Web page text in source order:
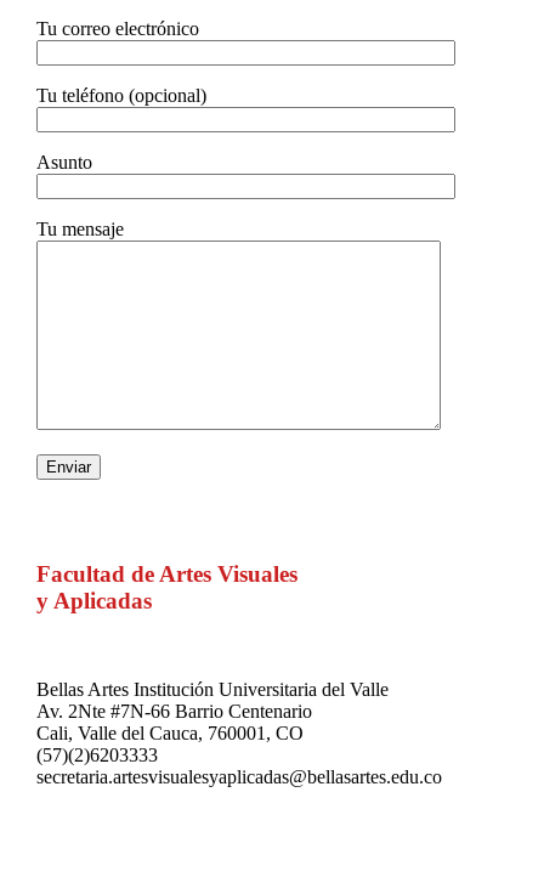
Tu correo electrónico
Tu teléfono (opcional)
Asunto
Tu mensaje
Facultad de Artes Visuales
y Aplicadas
Bellas Artes Institución Universitaria del Valle
Av. 2Nte #7N-66 Barrio Centenario
Cali, Valle del Cauca, 760001, CO
(57)(2)6203333
secretaria.artesvisualesyaplicadas@bellasartes.edu.co